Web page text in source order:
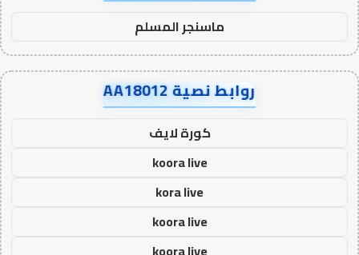
ماسنجر المسلم
روابط نصية AA18012
كورة لايف
koora live
kora live
koora live